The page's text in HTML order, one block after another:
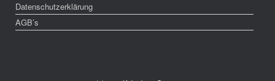
Datenschutzerklärung
AGB’s